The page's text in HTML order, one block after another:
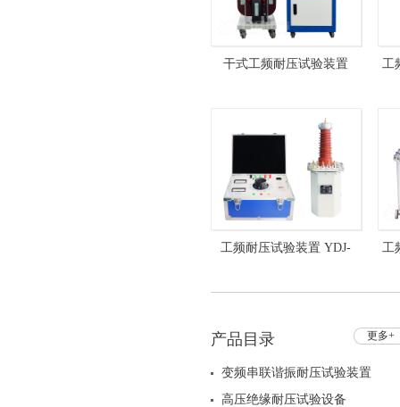
干式工频耐压试验装置
101
工
工频耐压试验装置 YDJ- 工
更多+
产品目录
变频串联谐振耐压试验装置
高压绝缘耐压试验设备